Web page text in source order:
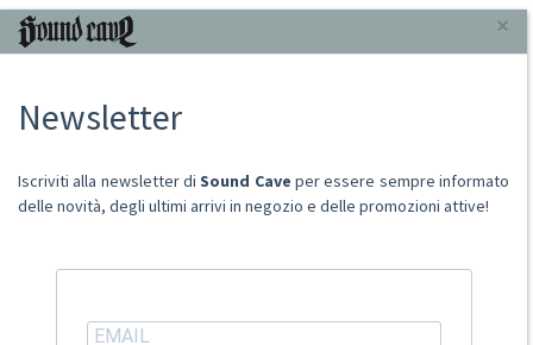
INFORMAZIONI
Punto Vendita
Spese postali
Domande Comuni
Ritiro merce in sede
×
Newsletter
Iscriviti alla newsletter diSound Cave per essere sempre informato
delle novità, degli ultimi arrivi in negozio e delle promozioni attive!